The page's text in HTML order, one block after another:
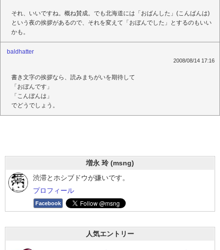
それ、いいですね。概ね賛成。でも北海道には「おばんした」(こんばんは)
という夜の挨拶があるので、それを変えて「おぼんでした」とするのもいい
かも。
baldhatter
2008/08/14 17:16
書き文字の挨拶なら、読みまちがいを期待して
「おぼんです」
「こんぼんは」
でどうでしょう。
増永 玲 (msng)
渋滞とホシブドウが嫌いです。
プロフィール
Facebook
人気エントリー